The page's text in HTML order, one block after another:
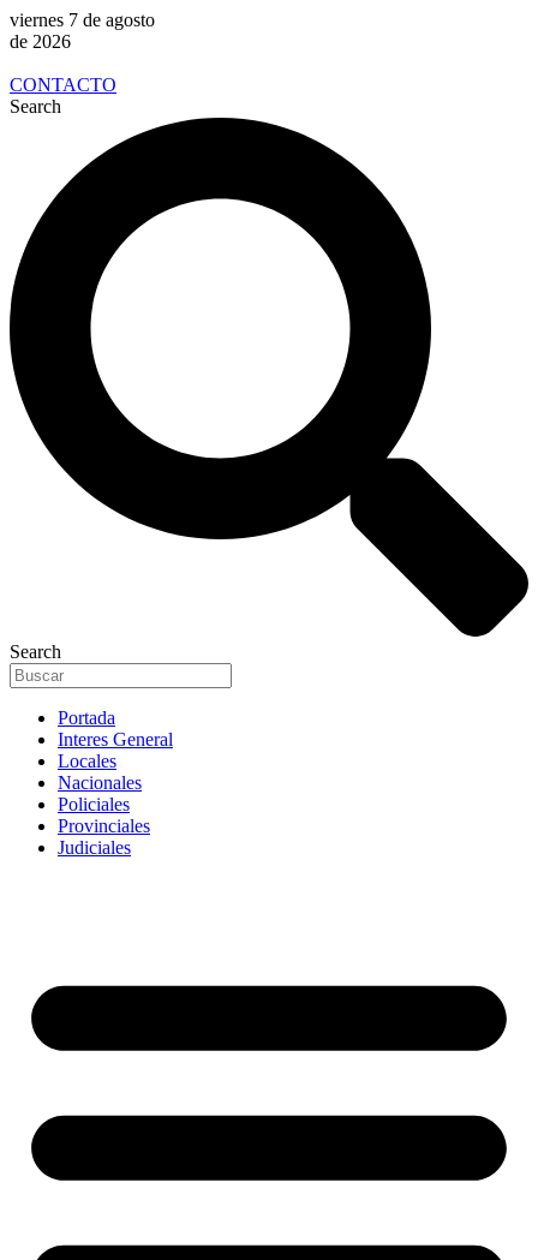
viernes 7 de agosto
de 2026
CONTACTO
Search
Search
Portada
Interes General
Locales
Nacionales
Policiales
Provinciales
Judiciales